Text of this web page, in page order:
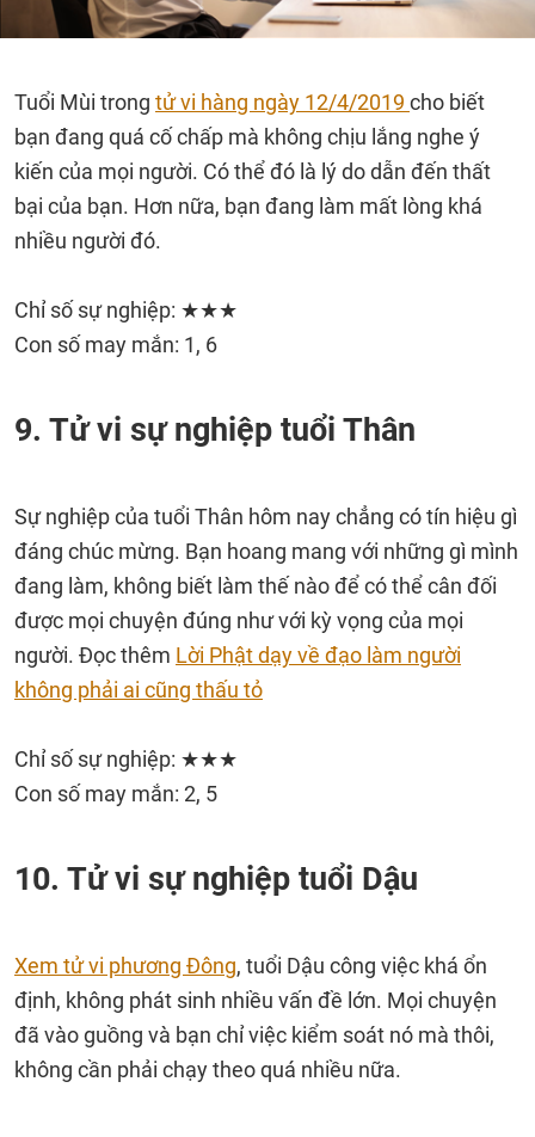
Tuổi Mùi trong tử vi hàng ngày 12/4/2019 cho biết
bạn đang quá cố chấp mà không chịu lắng nghe ý
kiến của mọi người. Có thể đó là lý do dẫn đến thất
bại của bạn. Hơn nữa, bạn đang làm mất lòng khá
nhiều người đó.
Chỉ số sự nghiệp: ★★★
Con số may mắn: 1, 6
9. Tử vi sự nghiệp tuổi Thân
Sự nghiệp của tuổi Thân hôm nay chẳng có tín hiệu gì
đáng chúc mừng. Bạn hoang mang với những gì mình
đang làm, không biết làm thế nào để có thể cân đối
được mọi chuyện đúng như với kỳ vọng của mọi
người. Đọc thêm Lời Phật dạy về đạo làm người
không phải ai cũng thấu tỏ
Chỉ số sự nghiệp: ★★★
Con số may mắn: 2, 5
10. Tử vi sự nghiệp tuổi Dậu
Xem tử vi phương Đông, tuổi Dậu công việc khá ổn
định, không phát sinh nhiều vấn đề lớn. Mọi chuyện
đã vào guồng và bạn chỉ việc kiểm soát nó mà thôi,
không cần phải chạy theo quá nhiều nữa.